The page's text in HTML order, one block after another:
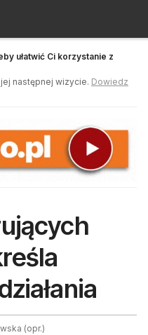
ułatwić Ci korzystanie z
następnej wizycie. Dowiedz
(opr.)